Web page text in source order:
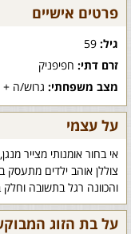
פרטים אישיים
גיל:
זרם דתי: חפיפניק
מצב משפחתי: גרוש/ה + 1
על עצמי
אי בחור אומנותי מצייר
צוללן אוהב ילדים
והכוונה רגל בתשובה וחלק
על בת הזוג